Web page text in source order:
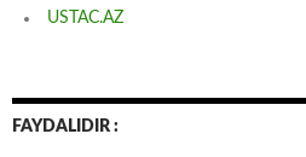
USTAC.AZ
FAYDALIDIR :